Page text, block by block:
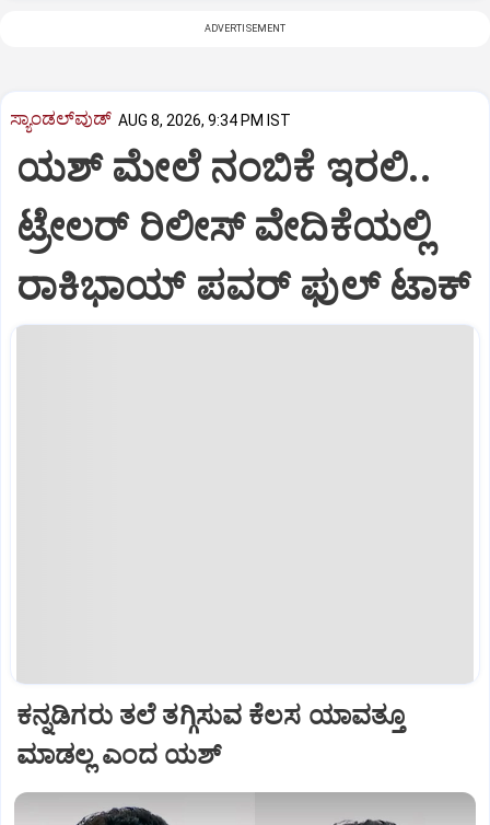
ADVERTISEMENT
ಸ್ಯಾಂಡಲ್‌ವುಡ್‌ AUG 8, 2026, 9:34 PM IST
ಯಶ್‌ ಮೇಲೆ ನಂಬಿಕೆ ಇರಲಿ..
ಟ್ರೇಲರ್‌ ರಿಲೀಸ್‌ ವೇದಿಕೆಯಲ್ಲಿ
ರಾಕಿಭಾಯ್‌ ಪವರ್‌ ಫುಲ್‌ ಟಾಕ್
ಕನ್ನಡಿಗರು ತಲೆ ತಗ್ಗಿಸುವ ಕೆಲಸ ಯಾವತ್ತೂ
ಮಾಡಲ್ಲ ಎಂದ ಯಶ್